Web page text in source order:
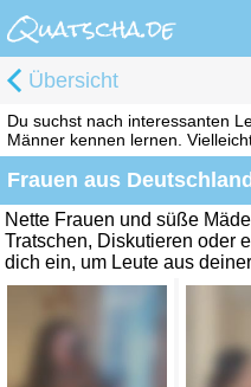
Übersicht
Du suchst nach interessanten
Männer kennen lernen.
Frauen aus Deutschland
Nette Frauen und süße
Tratschen, Diskutieren oder
dich ein, um Leute aus